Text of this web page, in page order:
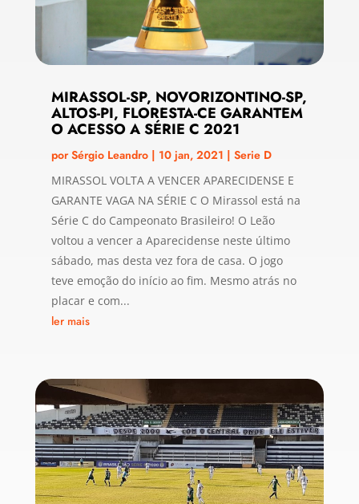
MIRASSOL-SP, NOVORIZONTINO-SP,
ALTOS-PI, FLORESTA-CE GARANTEM
O ACESSO A SÉRIE C 2021
porSérgio Leandro| 10 jan, 2021 | Serie D
MIRASSOL VOLTA A VENCER APARECIDENSE E
GARANTE VAGA NA SÉRIE C O Mirassol está na
Série C do Campeonato Brasileiro! O Leão
voltou a vencer a Aparecidense neste último
sábado, mas desta vez fora de casa. O jogo
teve emoção do início ao fim. Mesmo atrás no
placar e com...
ler mais